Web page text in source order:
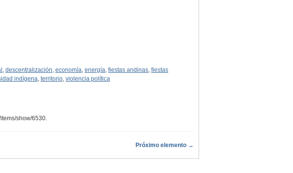
descentralización economía energía fiestas andinas fiestas
indígena territorio violencia política
show/6530
Próximo elemento →